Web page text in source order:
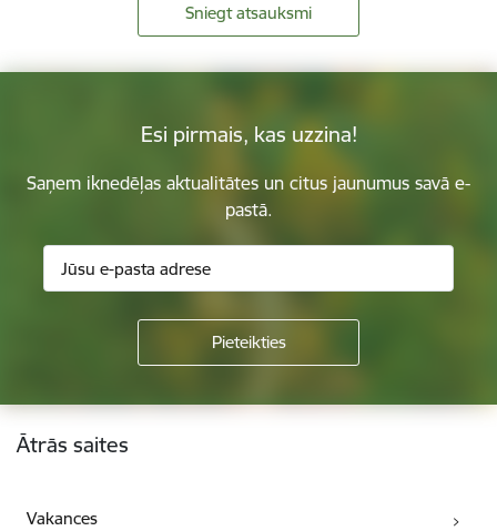
Sniegt atsauksmi
Esi pirmais, kas uzzina!
Saņem iknedēļas aktualitātes un citus jaunumus savā e-
pastā.
Kājene
Ātrās saites
Vakances